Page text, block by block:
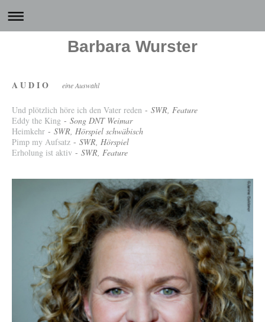
Barbara Wurster
A U D I O eine Auswahl
Und plötzlich höre ich den Vater reden - SWR, Feature
Eddy the King - Song DNT Weimar
Heimkehr - SWR, Hörspiel schwäbisch
Pimp my Aufsatz - SWR, Hörspiel
Erholung ist aktiv - SWR, Feature